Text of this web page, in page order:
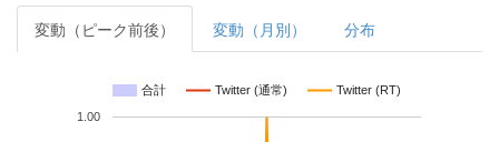
変動（ピーク前後） 変動（月別） 分布
合計 Twitter (通常) Twitter (RT)
1.00